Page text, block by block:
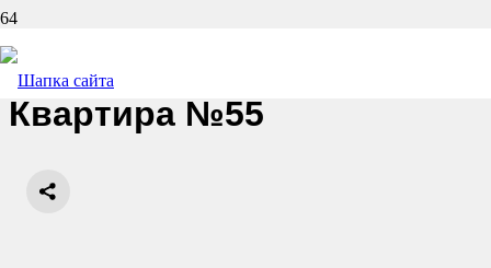
Назад
Квартира №55